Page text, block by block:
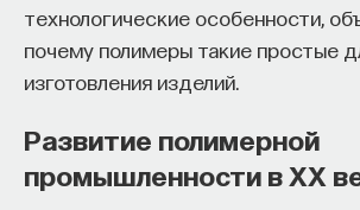
технологические особенности,
почему полимеры такие простые
изготовления изделий.
Развитие полимерной
промышленности в XX
Стереотипы не позволяют
конкурировать на
Что такое Naukka Talents
— это не просто
сервис, а комплексная платформа
образуются новые вирусные
встроенные вирусы называются
представлены фрагментами
Они не могут вызвать инфекцию,